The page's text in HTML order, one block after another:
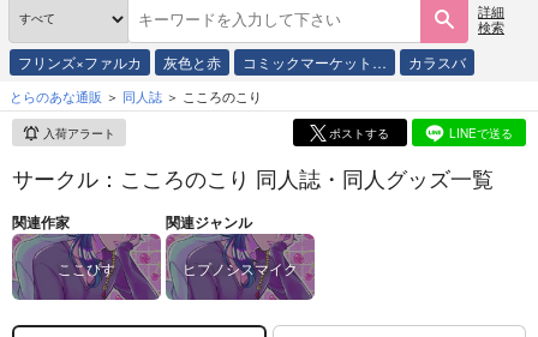
詳細
検索
フリンズ×ファルカ 灰色と赤 コミックマーケット… カラスバ
とらのあな通販 同人誌 こころのこり
入荷アラート ポストする LINEで送る
サークル：こころのこり 同人誌・同人グッズ一覧
関連作家
ここぴす
関連ジャンル
ヒプノシスマイク